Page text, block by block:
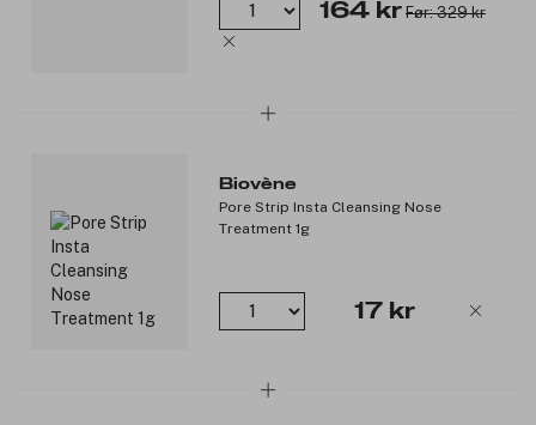
164 kr Før: 329 kr
Biovène
Pore Strip Insta Cleansing Nose
Treatment 1g
17 kr